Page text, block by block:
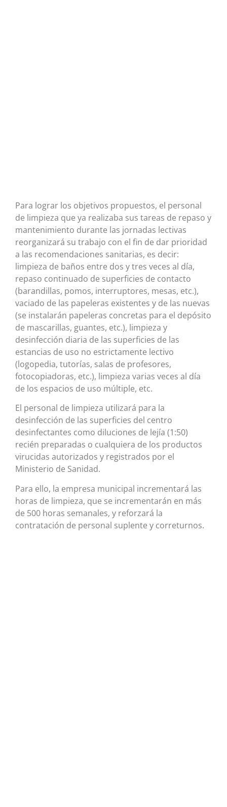
Para lograr los objetivos propuestos, el personal
de limpieza que ya realizaba sus tareas de repaso y
mantenimiento durante las jornadas lectivas
reorganizará su trabajo con el fin de dar prioridad
a las recomendaciones sanitarias, es decir:
limpieza de baños entre dos y tres veces al día,
repaso continuado de superficies de contacto
(barandillas, pomos, interruptores, mesas, etc.),
vaciado de las papeleras existentes y de las nuevas
(se instalarán papeleras concretas para el depósito
de mascarillas, guantes, etc.), limpieza y
desinfección diaria de las superficies de las
estancias de uso no estrictamente lectivo
(logopedia, tutorías, salas de profesores,
fotocopiadoras, etc.), limpieza varias veces al día
de los espacios de uso múltiple, etc.
El personal de limpieza utilizará para la
desinfección de las superficies del centro
desinfectantes como diluciones de lejía (1:50)
recién preparadas o cualquiera de los productos
virucidas autorizados y registrados por el
Ministerio de Sanidad.
Para ello, la empresa municipal incrementará las
horas de limpieza, que se incrementarán en más
de 500 horas semanales, y reforzará la
contratación de personal suplente y correturnos.